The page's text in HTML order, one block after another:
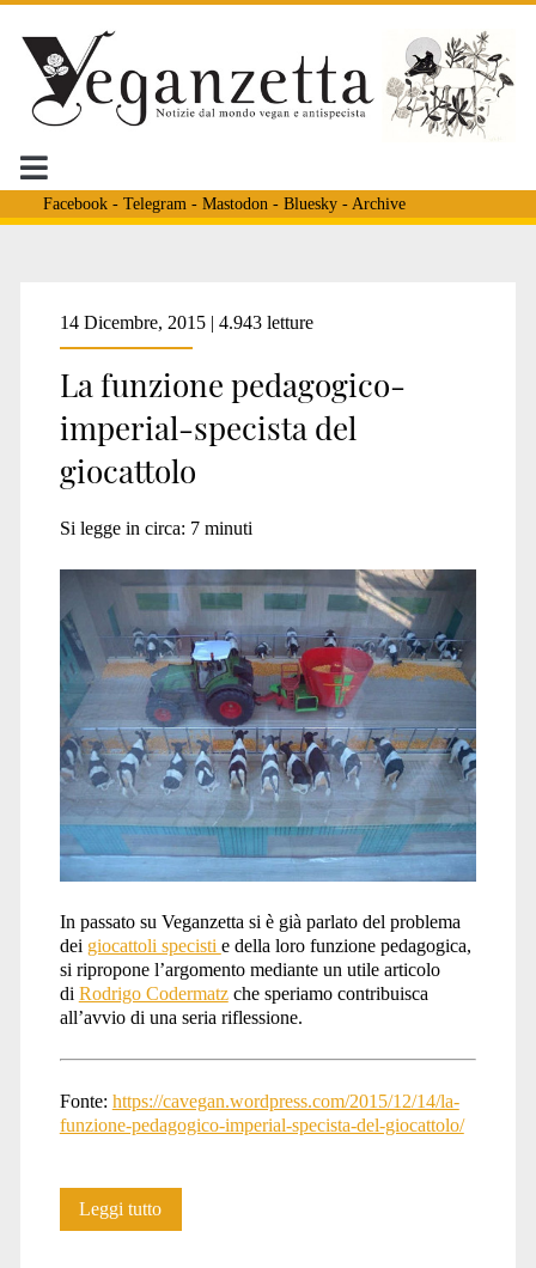
Facebook- Telegram - Mastodon - Bluesky- Archive
Tag:
<span>giochi</span>
14 Dicembre, 2015 | 4.943 letture
La funzione pedagogico-
imperial-specista del
giocattolo
Si legge in circa: 7 minuti
In passato su Veganzetta si è già parlato del problema
dei giocattoli specisti e della loro funzione pedagogica,
si ripropone l’argomento mediante un utile articolo
di Rodrigo Codermatzche speriamo contribuisca
all’avvio di una seria riflessione.
Fonte: https://cavegan.wordpress.com/2015/12/14/la-
funzione-pedagogico-imperial-specista-del-giocattolo/
Leggi tuttoLa